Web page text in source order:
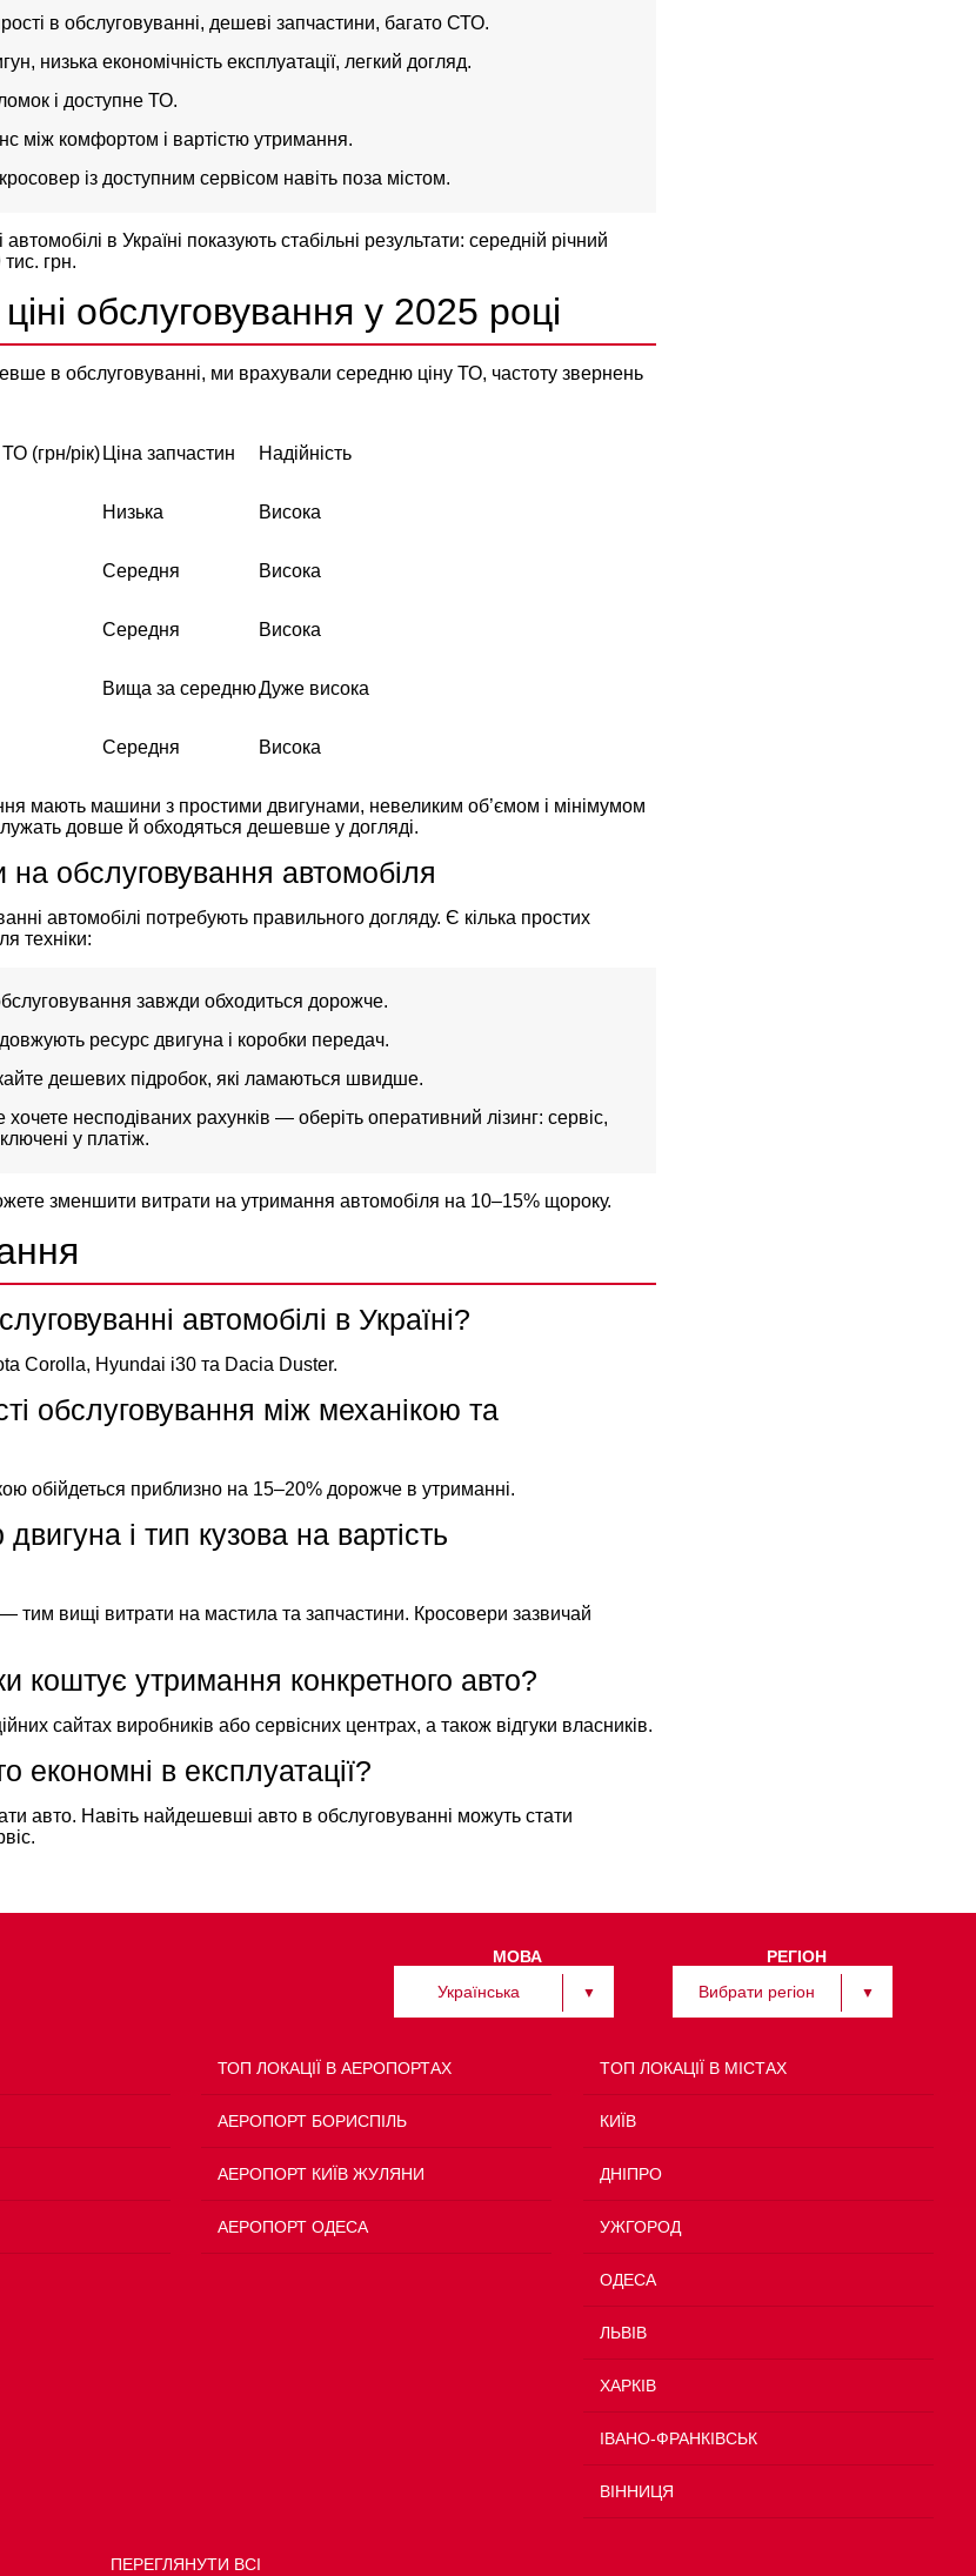
в обслуговуванні, дешеві запчастини, багато СТО.
низька економічність експлуатації, легкий догляд.
і доступне ТО.
між комфортом і вартістю утримання.
із доступним сервісом навіть поза містом.
в Україні показують стабільні результати: середній річний
грн.
обслуговування у 2025 році
в обслуговуванні, ми врахували середню ціну ТО, частоту звернень
(грн/рік) Ціна запчастин Надійність
Низька Висока
Середня Висока
Середня Висока
Вища за середнюДуже висока
Середня Висока
мають машини з простими двигунами, невеликим об’ємом і мінімумом
довше й обходяться дешевше у догляді.
обслуговування автомобіля
автомобілі потребують правильного догляду. Є кілька простих
техніки:
завжди обходиться дорожче.
ресурс двигуна і коробки передач.
дешевих підробок, які ламаються швидше.
несподіваних рахунків — оберіть оперативний лізинг: сервіс,
у платіж.
зменшити витрати на утримання автомобіля на 10–15% щороку.
автомобілі в Україні?
Corolla, Hyundai i30 та Dacia Duster.
обслуговування між механікою та
обійдеться приблизно на 15–20% дорожче в утриманні.
і тип кузова на вартість
тим вищі витрати на мастила та запчастини. Кросовери зазвичай
коштує утримання конкретного авто?
сайтах виробників або сервісних центрах, а також відгуки власників.
економні в експлуатації?
авто. Навіть найдешевші авто в обслуговуванні можуть стати
МОВА
Українська
РЕГІОН
Вибрати регіон
ТОП ЛОКАЦІЇ В АЕРОПОРТАХ
АЕРОПОРТ БОРИСПІЛЬ
АЕРОПОРТ КИЇВ ЖУЛЯНИ
АЕРОПОРТ ОДЕСА
TOП ЛОКАЦІЇ В МІСТАХ
КИЇВ
ДНІПРО
УЖГОРОД
ОДЕСА
ЛЬВІВ
ХАРКІВ
ІВАНО-ФРАНКІВСЬК
ВІННИЦЯ
ПЕРЕГЛЯНУТИ ВСІ